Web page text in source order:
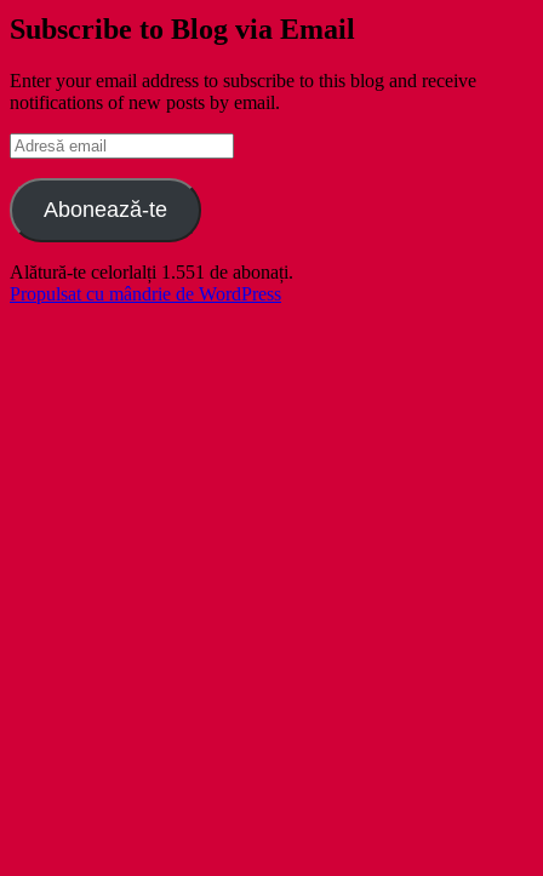
Subscribe to Blog via Email
Enter your email address to subscribe to this blog and receive
notifications of new posts by email.
Adresă
email
Abonează-te
Alătură-te celorlalți 1.551 de abonați.
Propulsat cu mândrie de WordPress